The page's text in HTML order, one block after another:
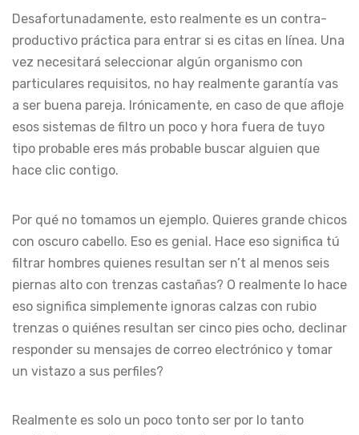
Desafortunadamente, esto realmente es un contra-
productivo práctica para entrar si es citas en línea. Una
vez necesitará seleccionar algún organismo con
particulares requisitos, no hay realmente garantía vas
a ser buena pareja. Irónicamente, en caso de que afloje
esos sistemas de filtro un poco y hora fuera de tuyo
tipo probable eres más probable buscar alguien que
hace clic contigo.
Por qué no tomamos un ejemplo. Quieres grande chicos
con oscuro cabello. Eso es genial. Hace eso significa tú
filtrar hombres quienes resultan ser n’t al menos seis
piernas alto con trenzas castañas? O realmente lo hace
eso significa simplemente ignoras calzas con rubio
trenzas o quiénes resultan ser cinco pies ocho, declinar
responder su mensajes de correo electrónico y tomar
un vistazo a sus perfiles?
Realmente es solo un poco tonto ser por lo tanto